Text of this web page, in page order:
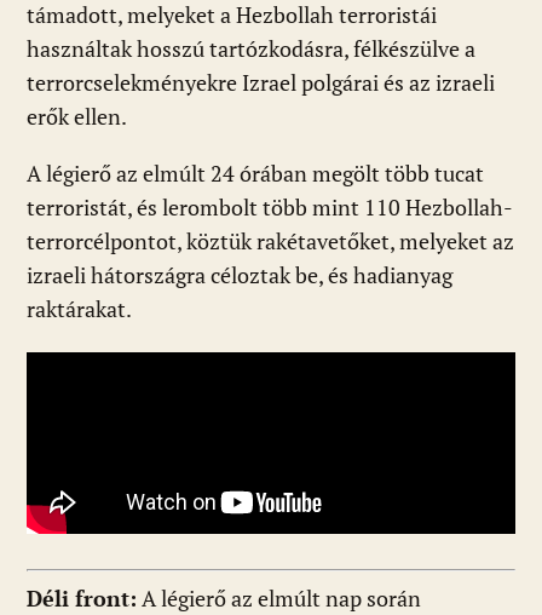
támadott, melyeket a Hezbollah terroristái
használtak hosszú tartózkodásra, félkészülve a
terrorcselekményekre Izrael polgárai és az izraeli
erők ellen.
A légierő az elmúlt 24 órában megölt több tucat
terroristát, és lerombolt több mint 110 Hezbollah-
terrorcélpontot, köztük rakétavetőket, melyeket az
izraeli hátországra céloztak be, és hadianyag
raktárakat.
Déli front: A légierő az elmúlt nap során